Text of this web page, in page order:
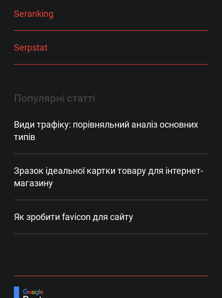
Seranking
Serpstat
Популярні статті
Види трафіку: порівняльний аналіз основних
типів
Зразок ідеальної картки товару для інтернет-
магазину
Як зробити favicon для сайту